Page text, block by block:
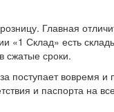
Главная
«1 Склад» есть
сжатые сроки.
поступает вовремя и
и паспорта на